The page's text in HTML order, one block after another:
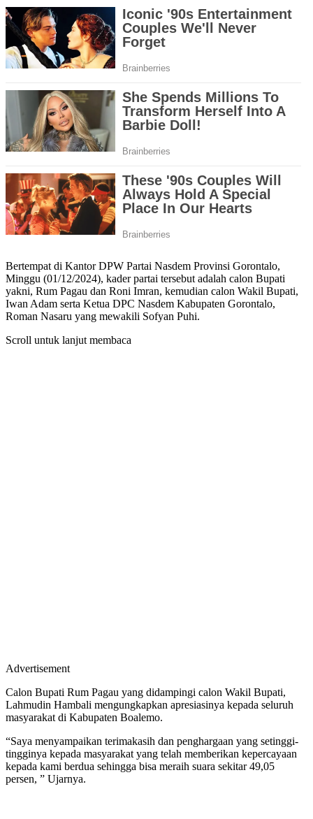
Bertempat di Kantor DPW Partai Nasdem Provinsi Gorontalo,
Minggu (01/12/2024), kader partai tersebut adalah calon Bupati
yakni, Rum Pagau dan Roni Imran, kemudian calon Wakil Bupati,
Iwan Adam serta Ketua DPC Nasdem Kabupaten Gorontalo,
Roman Nasaru yang mewakili Sofyan Puhi.
Scroll untuk lanjut membaca
Advertisement
Calon Bupati Rum Pagau yang didampingi calon Wakil Bupati,
Lahmudin Hambali mengungkapkan apresiasinya kepada seluruh
masyarakat di Kabupaten Boalemo.
“Saya menyampaikan terimakasih dan penghargaan yang setinggi-
tingginya kepada masyarakat yang telah memberikan kepercayaan
kepada kami berdua sehingga bisa meraih suara sekitar 49,05
persen, ” Ujarnya.